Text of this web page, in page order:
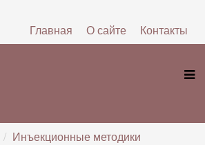
Контакты
О сайте
Главная
Инъекционные методики